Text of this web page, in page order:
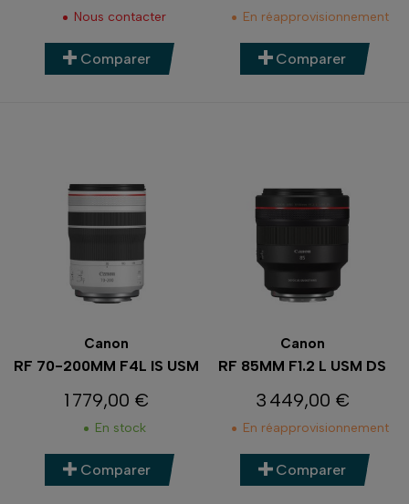
Nous contacter
Comparer
En réapprovisionnement
Comparer
Canon
RF 70-200MM F4L IS USM
Prix
1 779,00 €
En stock
Comparer
Canon
RF 85MM F1.2 L USM DS
Prix
3 449,00 €
En réapprovisionnement
Comparer